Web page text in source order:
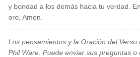
y bondad a los demás hacia tu verdad.
oro, Amen.
Los pensamientos y la Oración del
Phil Ware. Puede enviar sus preguntas o